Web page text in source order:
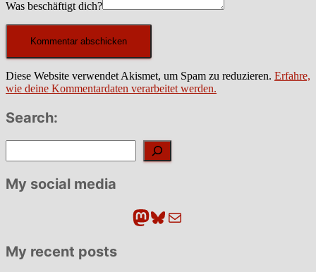
Was beschäftigt dich?
Diese Website verwendet Akismet, um Spam zu reduzieren. Erfahre,
wie deine Kommentardaten verarbeitet werden.
Search:
My social media
Mastodon
Bluesky
E-Mail
My recent posts